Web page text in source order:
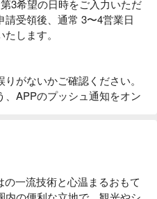
3希望の日時をご入力いただ
請受領後、通常 3〜4営業日
します。
がないかご確認ください。
、APPのプッシュ通知をオン
の一流技術と心温まるおもて